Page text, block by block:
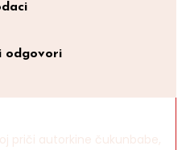
odgovori
priči autorkine čukunbabe,